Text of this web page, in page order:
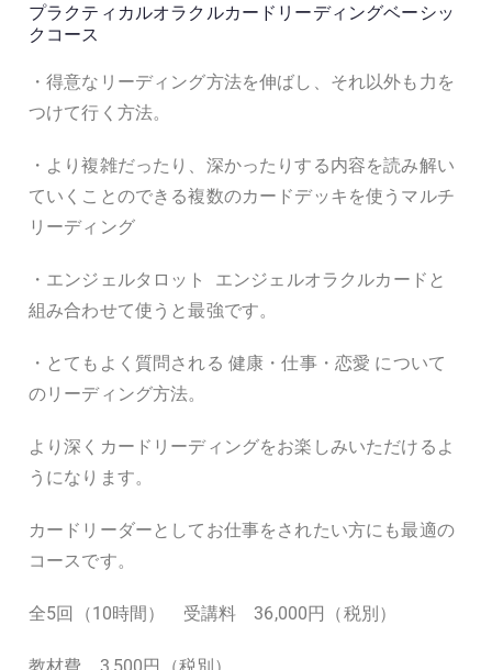
プラクティカルオラクルカードリーディングベーシッ
クコース
・得意なリーディング方法を伸ばし、それ以外も力を
つけて行く方法。
・より複雑だったり、深かったりする内容を読み解い
ていくことのできる複数のカードデッキを使うマルチ
リーディング
・エンジェルタロット
エンジェルオラクルカードと
組み合わせて使うと最強です。
・とてもよく質問される 健康・仕事・恋愛 について
のリーディング方法。
より深くカードリーディングをお楽しみいただけるよ
うになります。
カードリーダーとしてお仕事をされたい方にも最適の
コースです。
全5回（10時間） 受講料36,000円（税別）